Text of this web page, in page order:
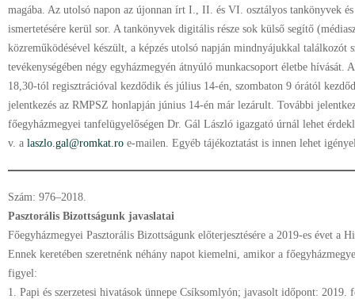
magába. Az utolsó napon az újonnan írt I., II. és VI. osztályos tankönyvek
ismertetésére kerül sor. A tankönyvek digitális része sok külső segítő
közreműködésével készült, a képzés utolsó napján mindnyájukkal találkozót
tevékenységében négy egyházmegyén átnyúló munkacsoport életbe hívását.
18,30-tól regisztrációval kezdődik és július 14-én, szombaton 9 órától
jelentkezés az RMPSZ honlapján június 14-én már lezárult. További
főegyházmegyei tanfelügyelőségen Dr. Gál László igazgató úrnál lehet
v. a laszlo.gal@romkat.ro e-mailen. Egyéb tájékoztatást is innen lehet
Szám: 976–2018.
Pasztorális Bizottságunk javaslatai
Főegyházmegyei Pasztorális Bizottságunk előterjesztésére a 2019-es évet a
Ennek keretében szeretnénk néhány napot kiemelni, amikor a
figyel:
1. Papi és szerzetesi hivatások ünnepe Csíksomlyón; javasolt időpont: